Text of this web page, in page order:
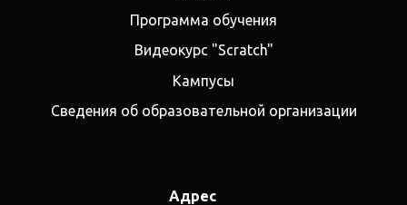
Программа обучения
Видеокурс "Scratch"
Кампусы
Сведения об образовательной организации
Адрес